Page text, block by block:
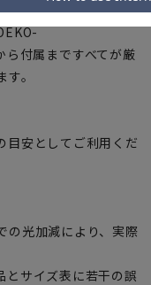
付属まですべてが厳
。
安としてご利用くだ
の光加減により、実際
サイズ表に若干の誤